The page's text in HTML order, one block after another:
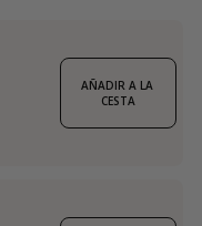
AÑADIR A LA
CESTA